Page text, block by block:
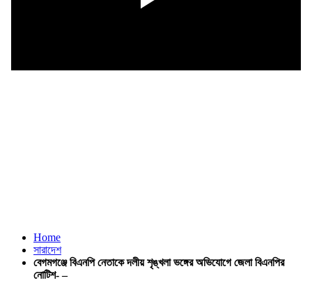
Home
সারাদেশ
বেগমগঞ্জে বিএনপি নেতাকে দলীয় শৃঙ্খলা ভঙ্গের অভিযোগে জেলা বিএনপির
নোটিশ- –